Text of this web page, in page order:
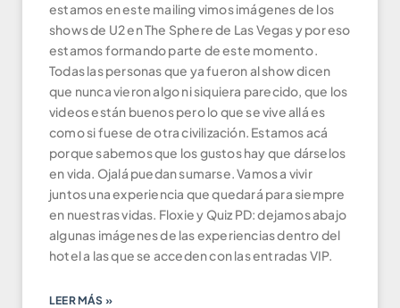
estamos en este mailing vimos imágenes de los
shows de U2 en The Sphere de Las Vegas y por eso
estamos formando parte de este momento.
Todas las personas que ya fueron al show dicen
que nunca vieron algo ni siquiera parecido, que los
videos están buenos pero lo que se vive allá es
como si fuese de otra civilización. Estamos acá
porque sabemos que los gustos hay que dárselos
en vida. Ojalá puedan sumarse. Vamos a vivir
juntos una experiencia que quedará para siempre
en nuestras vidas. Floxie y Quiz PD: dejamos abajo
algunas imágenes de las experiencias dentro del
hotel a las que se acceden con las entradas VIP.
LEER MÁS »